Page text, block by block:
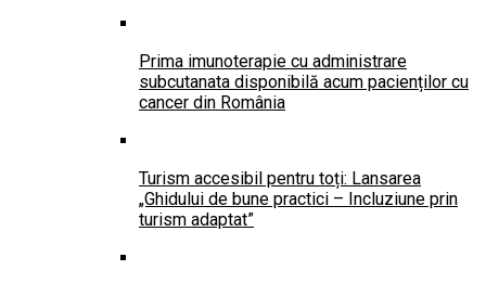
Prima imunoterapie cu administrare
subcutanata disponibilă acum pacienților cu
cancer din România
Turism accesibil pentru toți: Lansarea
„Ghidului de bune practici – Incluziune prin
turism adaptat”